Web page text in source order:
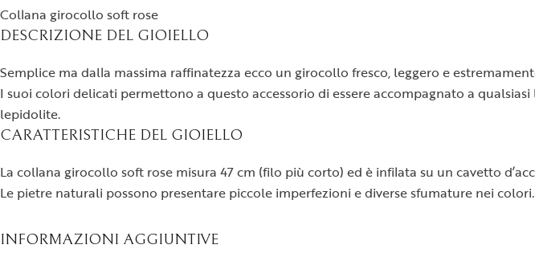
Collana girocollo soft rose
DESCRIZIONE DEL GIOIELLO
Semplice ma dalla massima raffinatezza ecco un girocollo fresco, leggero e
I suoi colori delicati permettono a questo accessorio di essere accompagnato a
lepidolite.
CARATTERISTICHE DEL GIOIELLO
La collana girocollo soft rose misura 47 cm (filo più corto) ed è infilata su un cavetto
Le pietre naturali possono presentare piccole imperfezioni e diverse sfumature nei
INFORMAZIONI AGGIUNTIVE